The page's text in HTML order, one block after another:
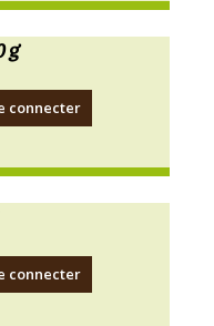
g
connecter
connecter